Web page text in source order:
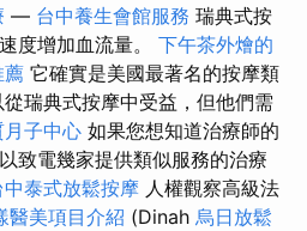
— 台中養生會館服務 瑞典式按
度增加血流量。 下午茶外燴的
薦 它確實是美國最著名的按摩類
瑞典式按摩中受益，但他們需
子中心 如果您想知道治療師的
致電幾家提供類似服務的治療
中泰式放鬆按摩 人權觀察高級法
醫美項目介紹 (Dinah 烏日放鬆